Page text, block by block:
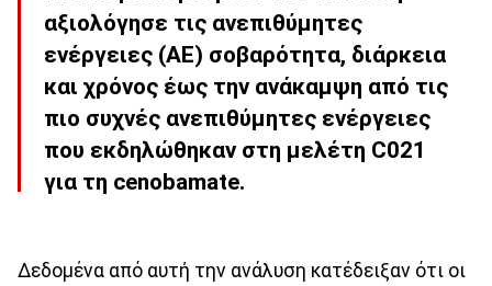
αξιολόγησε τις ανεπιθύμητες
ενέργειες (ΑΕ) σοβαρότητα, διάρκεια
και χρόνος έως την ανάκαμψη από τις
πιο συχνές ανεπιθύμητες ενέργειες
που εκδηλώθηκαν στη μελέτη C021
για τη cenobamate.
Δεδομένα από αυτή την ανάλυση κατέδειξαν ότι οι